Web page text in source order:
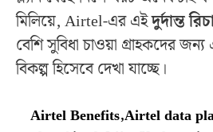
মিলিয়ে, Airtel-এর এইদুর্দান্ত
বেশি সুবিধা চাওয়া গ্রাহকদের জন্য
বিকল্প হিসেবে দেখা যাচ্ছে।
Airtel Benefits,Airtel data